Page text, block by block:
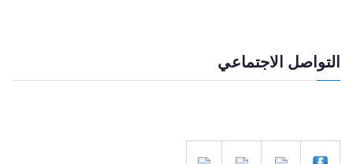
التواصل الاجتماعي